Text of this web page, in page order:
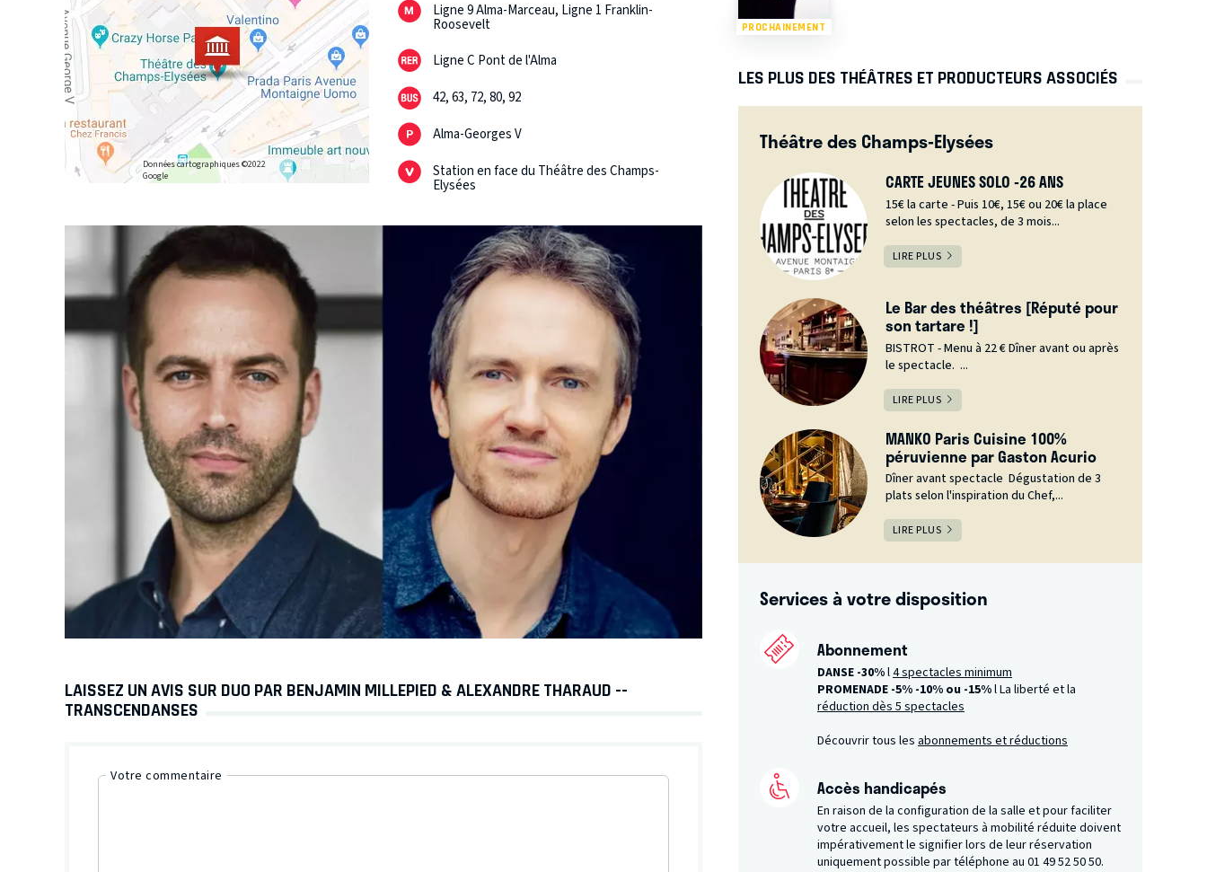
Données cartographiques ©2022
Google
Ligne 9 Alma-Marceau, Ligne 1 Franklin-
Roosevelt
Ligne C Pont de l'Alma
42, 63, 72, 80, 92
Alma-Georges V
Station en face du Théâtre des Champs-
Elysées
LAISSEZ UN AVIS SUR DUO PAR BENJAMIN MILLEPIED & ALEXANDRE THARAUD --
TRANSCENDANSES
Votre commentaire
PROCHAINEMENT
LES PLUS DES THÉÂTRES ET PRODUCTEURS ASSOCIÉS
Théâtre des Champs-Elysées
CARTE JEUNES SOLO -26 ANS
15€ la carte - Puis 10€, 15€ ou 20€ la place
selon les spectacles, de 3 mois...
LIRE PLUS
Le Bar des théâtres [Réputé pour
son tartare !]
BISTROT - Menu à 22 € Dîner avant ou après
le spectacle. ...
LIRE PLUS
MANKO Paris Cuisine 100%
péruvienne par Gaston Acurio
Dîner avant spectacle Dégustation de 3
plats selon l'inspiration du Chef,...
LIRE PLUS
Services à votre disposition
Abonnement
DANSE -30%l4 spectacles minimum
PROMENADE -5% -10% ou -15%l La liberté et la
réduction dès 5 spectacles
Découvrir tous les abonnements et réductions
Accès handicapés
En raison de la configuration de la salle et pour faciliter
votre accueil, les spectateurs à mobilité réduite doivent
impérativement le signifier lors de leur réservation
uniquement possible par téléphone au 01 49 52 50 50.